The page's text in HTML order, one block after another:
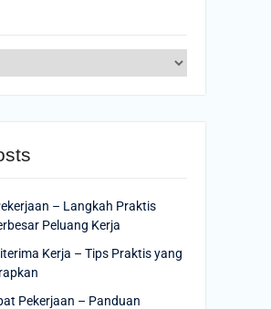
– Langkah Praktis
Peluang Kerja
Kerja – Tips Praktis yang
Pekerjaan – Panduan